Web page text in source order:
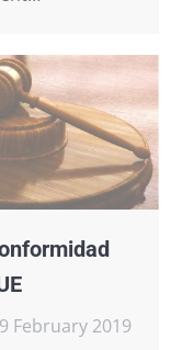
February 2019